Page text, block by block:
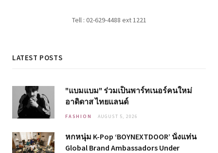
Tell : 02-629-4488 ext 1221
LATEST POSTS
"แบมแบม" ร่วมเป็นพาร์ทเนอร์คนใหม่
อาดิดาส ไทยแลนด์
FASHION AUGUST 5, 2026
หกหนุ่ม K-Pop ‘BOYNEXTDOOR’ นั่งแท่น
Global Brand Ambassadors Under